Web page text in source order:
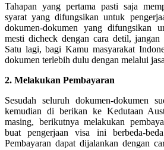
Tahapan yang pertama pasti saja
syarat yang difungsikan untuk
dokumen-dokumen yang difungsikan
mesti dicheck dengan cara detil,
Satu lagi, bagi Kamu masyarakat
dokumen terlebih dulu dengan melalui
2. Melakukan Pembayaran
Sesudah seluruh dokumen-dokumen
kemudian di berikan ke Kedutaan
masing, berikutnya melakukan
buat pengerjaan visa ini berbeda-
Pembayaran dapat dijalankan dengan